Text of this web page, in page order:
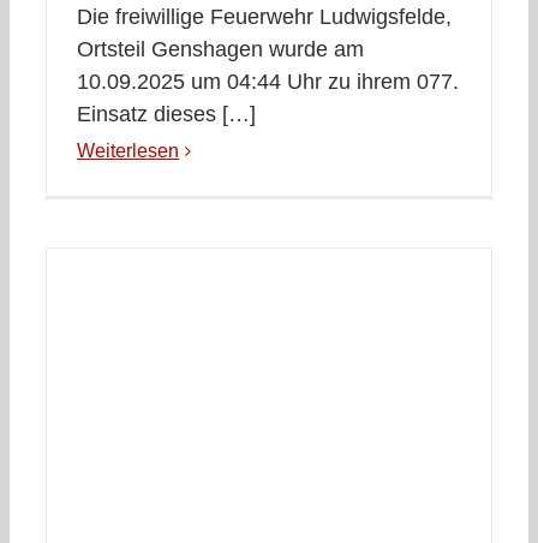
Die freiwillige Feuerwehr Ludwigsfelde,
Ortsteil Genshagen wurde am
10.09.2025 um 04:44 Uhr zu ihrem 077.
Einsatz dieses […]
Weiterlesen